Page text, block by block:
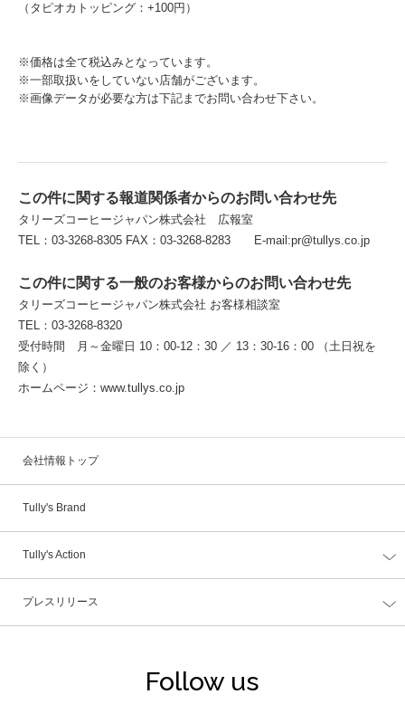
（タピオカトッピング：+100円）
※価格は全て税込みとなっています。
※一部取扱いをしていない店舗がございます。
※画像データが必要な方は下記までお問い合わせ下さい。
この件に関する報道関係者からのお問い合わせ先
タリーズコーヒージャパン株式会社 広報室
TEL：03-3268-8305 FAX：03-3268-8283 E-mail:pr@tullys.co.jp
この件に関する一般のお客様からのお問い合わせ先
タリーズコーヒージャパン株式会社 お客様相談室
TEL：03-3268-8320
受付時間 月～金曜日 10：00-12：30 ／ 13：30-16：00 （土日祝を
除く）
ホームページ：www.tullys.co.jp
会社情報トップ
Tully's Brand
Tully's Action
プレスリリース
Follow us